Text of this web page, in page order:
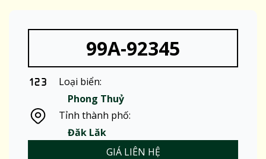
99A-92345
Loại biển:
Phong Thuỷ
Tỉnh thành phố:
Đăk Lăk
GIÁ LIÊN HỆ